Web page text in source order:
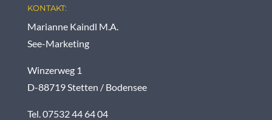
KONTAKT:
Marianne Kaindl M.A.
See-Marketing
Winzerweg 1
D-88719 Stetten / Bodensee
Tel. 07532 44 64 04